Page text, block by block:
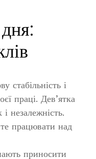
стабільність і
праці. Дев’ятка
незалежність.
працювати над
приносити